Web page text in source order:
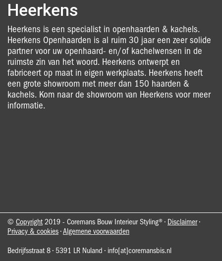
Heerkens
Heerkens is een specialist in openhaarden & kachels.
Heerkens Openhaarden is al ruim 30 jaar een zeer solide
partner voor uw openhaard- en/of kachelwensen in de
ruimste zin van het woord. Heerkens ontwerpt en
fabriceert op maat in eigen werkplaats. Heerkens heeft
een grote showroom met meer dan 150 haarden &
kachels. Kom naar de showroom van Heerkens voor meer
informatie.
© Copyright2019 - Coremans Bouw Interieur Styling® • Disclaimer•
Privacy & cookies • Algemene voorwaarden
Bedrijfsstraat 8 • 5391 LR Nuland • info[at]coremansbis.nl